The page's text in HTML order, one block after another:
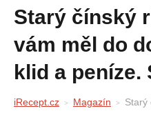
Starý čínský rituál, který by
vám měl do
klid a peníze.
iRecept.cz Magazín
Starý